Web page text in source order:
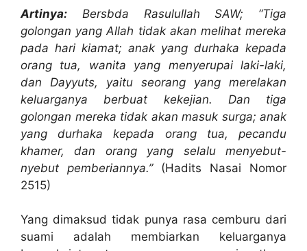
Artinya:
Bersbda Rasulullah SAW; “Tiga
golongan yang Allah tidak akan melihat mereka
pada hari kiamat; anak yang durhaka kepada
orang tua, wanita yang menyerupai laki-laki,
dan Dayyuts, yaitu seorang yang merelakan
keluarganya berbuat kekejian. Dan tiga
golongan mereka tidak akan masuk surga; anak
yang durhaka kepada orang tua, pecandu
khamer, dan orang yang selalu menyebut-
nyebut pemberiannya.”(Hadits Nasai Nomor
2515)
Yang dimaksud tidak punya rasa cemburu dari
suami adalah membiarkan keluarganya